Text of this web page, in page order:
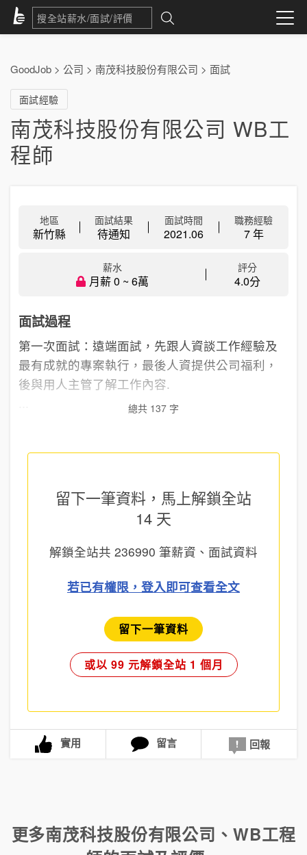
GoodJob > 公司 > 南茂科技股份有限公司 > 面試
面試經驗
南茂科技股份有限公司 WB工
程師
地區
新竹縣
面試結果
待通知
面試時間
2021.06
職務經驗
7 年
薪水
月薪 0 ~ 6萬
評分
4.0分
面試過程
第一次面試：遠端面試，先跟人資談工作經驗及
最有成就的專案執行，最後人資提供公司福利，
後與用人主管了解工作內容.
總共 137 字
留下一筆資料，馬上解鎖全站
14 天
解鎖全站共 236990 筆薪資、面試資料
若已有權限，登入即可查看全文
留下一筆資料
或以 99 元解鎖全站 1 個月
實用 留言 回報
更多南茂科技股份有限公司 、 WB工程